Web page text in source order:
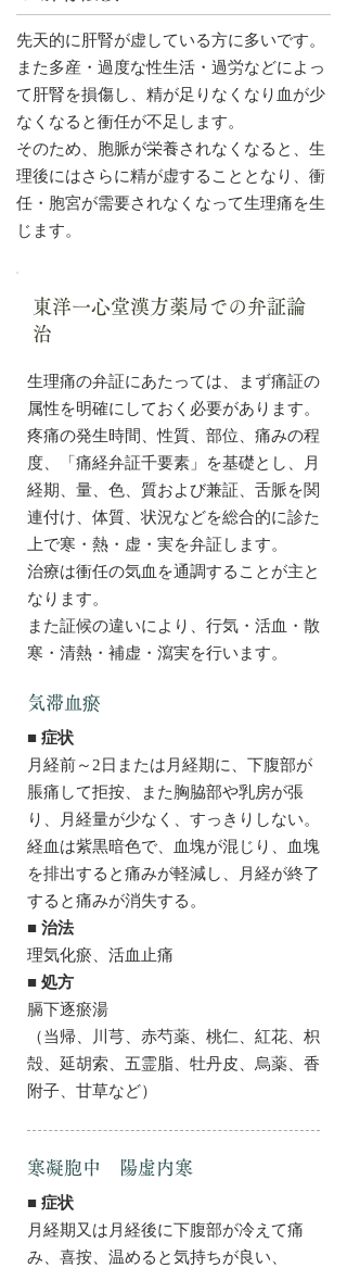
先天的に肝腎が虚している方に多いです。
また多産・過度な性生活・過労などによっ
て肝腎を損傷し、精が足りなくなり血が少
なくなると衝任が不足します。
そのため、胞脈が栄養されなくなると、生
理後にはさらに精が虚することとなり、衝
任・胞宮が需要されなくなって生理痛を生
じます。
東洋一心堂漢方薬局での弁証論
治
生理痛の弁証にあたっては、まず痛証の
属性を明確にしておく必要があります。
疼痛の発生時間、性質、部位、痛みの程
度、「痛経弁証千要素」を基礎とし、月
経期、量、色、質および兼証、舌脈を関
連付け、体質、状況などを総合的に診た
上で寒・熱・虚・実を弁証します。
治療は衝任の気血を通調することが主と
なります。
また証候の違いにより、行気・活血・散
寒・清熱・補虚・瀉実を行います。
気滞血瘀
■ 症状
月経前～2日または月経期に、下腹部が
脹痛して拒按、また胸脇部や乳房が張
り、月経量が少なく、すっきりしない。
経血は紫黒暗色で、血塊が混じり、血塊
を排出すると痛みが軽減し、月経が終了
すると痛みが消失する。
■ 治法
理気化瘀、活血止痛
■ 処方
膈下逐瘀湯
（当帰、川芎、赤芍薬、桃仁、紅花、枳
殻、延胡索、五霊脂、牡丹皮、烏薬、香
附子、甘草など）
寒凝胞中 陽虚内寒
■ 症状
月経期又は月経後に下腹部が冷えて痛
み、喜按、温めると気持ちが良い、